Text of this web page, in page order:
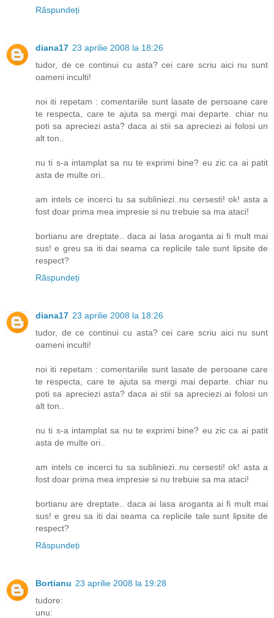
Răspundeți
diana17 23 aprilie 2008 la 18:26
tudor, de ce continui cu asta? cei care scriu aici nu sunt
oameni inculti!
noi iti repetam : comentariile sunt lasate de persoane care
te respecta, care te ajuta sa mergi mai departe. chiar nu
poti sa apreciezi asta? daca ai stii sa apreciezi ai folosi un
alt ton..
nu ti s-a intamplat sa nu te exprimi bine? eu zic ca ai patit
asta de multe ori..
am intels ce incerci tu sa subliniezi..nu cersesti! ok! asta a
fost doar prima mea impresie si nu trebuie sa ma ataci!
bortianu are dreptate.. daca ai lasa aroganta ai fi mult mai
sus! e greu sa iti dai seama ca replicile tale sunt lipsite de
respect?
Răspundeți
diana17 23 aprilie 2008 la 18:26
tudor, de ce continui cu asta? cei care scriu aici nu sunt
oameni inculti!
noi iti repetam : comentariile sunt lasate de persoane care
te respecta, care te ajuta sa mergi mai departe. chiar nu
poti sa apreciezi asta? daca ai stii sa apreciezi ai folosi un
alt ton..
nu ti s-a intamplat sa nu te exprimi bine? eu zic ca ai patit
asta de multe ori..
am intels ce incerci tu sa subliniezi..nu cersesti! ok! asta a
fost doar prima mea impresie si nu trebuie sa ma ataci!
bortianu are dreptate.. daca ai lasa aroganta ai fi mult mai
sus! e greu sa iti dai seama ca replicile tale sunt lipsite de
respect?
Răspundeți
Bortianu 23 aprilie 2008 la 19:28
tudore:
unu: